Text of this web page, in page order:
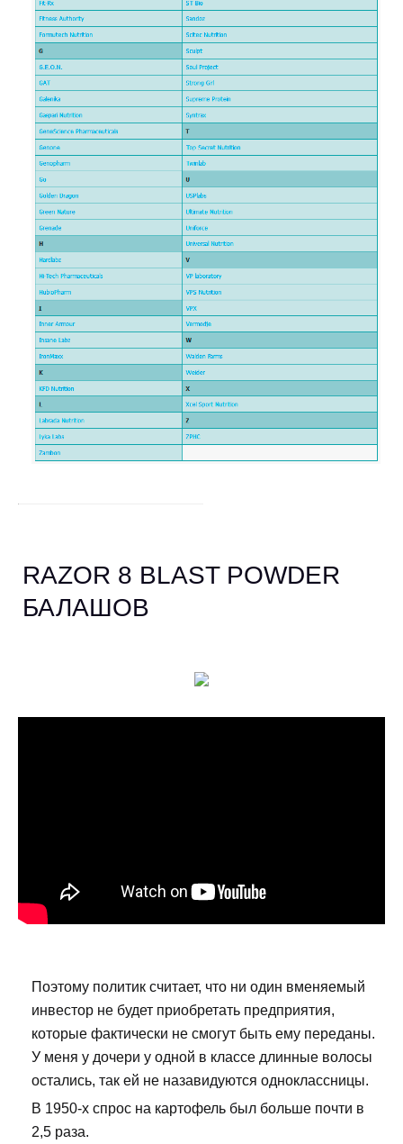
RAZOR 8 BLAST POWDER
БАЛАШОВ
Поэтому политик считает, что ни один вменяемый
инвестор не будет приобретать предприятия,
которые фактически не смогут быть ему переданы.
У меня у дочери у одной в классе длинные волосы
остались, так ей не назавидуются одноклассницы.
В 1950-х спрос на картофель был больше почти в
2,5 раза.